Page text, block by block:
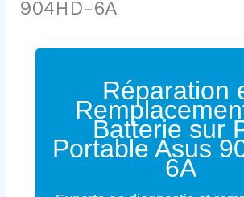
904HD-6A
Réparation
Batterie sur
Portable Asus
6A